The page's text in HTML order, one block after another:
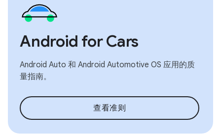
Android for Cars
Android Auto 和 Android Automotive OS 应用的质
量指南。
查看准则